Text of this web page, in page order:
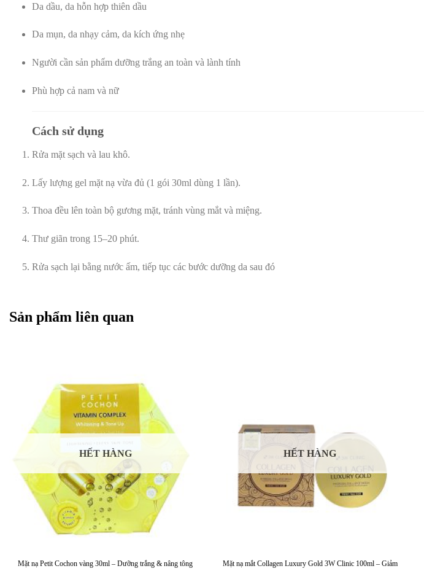
Da dầu, da hỗn hợp thiên dầu
Da mụn, da nhạy cảm, da kích ứng nhẹ
Người cần sản phẩm dưỡng trắng an toàn và lành tính
Phù hợp cả nam và nữ
Cách sử dụng
Rửa mặt sạch và lau khô.
Lấy lượng gel mặt nạ vừa đủ (1 gói 30ml dùng 1 lần).
Thoa đều lên toàn bộ gương mặt, tránh vùng mắt và miệng.
Thư giãn trong 15–20 phút.
Rửa sạch lại bằng nước ấm, tiếp tục các bước dưỡng da sau đó
Sản phẩm liên quan
HẾT HÀNG
Mặt nạ Petit Cochon vàng 30ml – Dưỡng trắng & nâng tông
HẾT HÀNG
Mặt nạ mắt Collagen Luxury Gold 3W Clinic 100ml – Giảm